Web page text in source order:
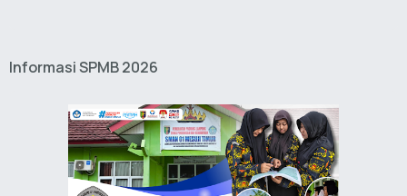
Informasi SPMB 2026